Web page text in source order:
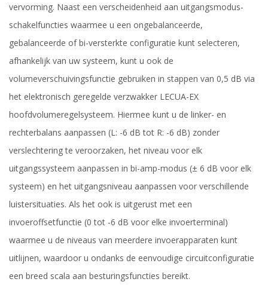
vervorming. Naast een verscheidenheid aan uitgangsmodus-
schakelfuncties waarmee u een ongebalanceerde,
gebalanceerde of bi-versterkte configuratie kunt selecteren,
afhankelijk van uw systeem, kunt u ook de
volumeverschuivingsfunctie gebruiken in stappen van 0,5 dB via
het elektronisch geregelde verzwakker LECUA-EX
hoofdvolumeregelsysteem. Hiermee kunt u de linker- en
rechterbalans aanpassen (L: -6 dB tot R: -6 dB) zonder
verslechtering te veroorzaken, het niveau voor elk
uitgangssysteem aanpassen in bi-amp-modus (± 6 dB voor elk
systeem) en het uitgangsniveau aanpassen voor verschillende
luistersituaties. Als het ook is uitgerust met een
invoeroffsetfunctie (0 tot -6 dB voor elke invoerterminal)
waarmee u de niveaus van meerdere invoerapparaten kunt
uitlijnen, waardoor u ondanks de eenvoudige circuitconfiguratie
een breed scala aan besturingsfuncties bereikt.